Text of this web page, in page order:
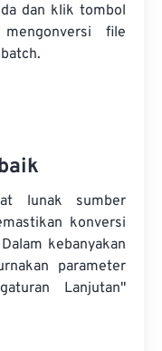
dan klik tombol
file
lunak sumber
konversi
kebanyakan
parameter
Lanjutan"